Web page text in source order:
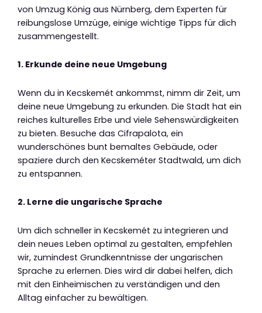
von Umzug König aus Nürnberg, dem Experten für
reibungslose Umzüge, einige wichtige Tipps für dich
zusammengestellt.
1. Erkunde deine neue Umgebung
Wenn du in Kecskemét ankommst, nimm dir Zeit, um
deine neue Umgebung zu erkunden. Die Stadt hat ein
reiches kulturelles Erbe und viele Sehenswürdigkeiten
zu bieten. Besuche das Cifrapalota, ein
wunderschönes bunt bemaltes Gebäude, oder
spaziere durch den Kecskeméter Stadtwald, um dich
zu entspannen.
2. Lerne die ungarische Sprache
Um dich schneller in Kecskemét zu integrieren und
dein neues Leben optimal zu gestalten, empfehlen
wir, zumindest Grundkenntnisse der ungarischen
Sprache zu erlernen. Dies wird dir dabei helfen, dich
mit den Einheimischen zu verständigen und den
Alltag einfacher zu bewältigen.